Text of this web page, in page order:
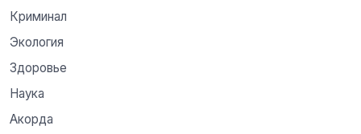
Криминал
Экология
Здоровье
Наука
Акорда